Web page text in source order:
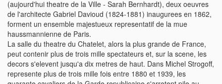
(aujourd'hui theatre de la Ville - Sarah Bernhardt), deux oeuvres
de l'architecte Gabriel Davioud (1824-1881) inaugurees en 1862,
forment un ensemble majestueux representatif de la mue
haussmannienne de Paris.
La salle du theatre du Chatelet, alors la plus grande de France,
peut contenir plus de trois mille spectateurs et, sur la scene, les
decors s'elevent jusqu'a dix metres de haut. Dans Michel Strogoff,
represente plus de trois mille fois entre 1880 et 1939, les